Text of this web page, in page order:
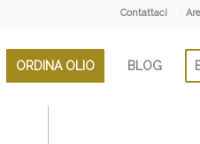
Contattaci
ORDINA OLIO BLOG